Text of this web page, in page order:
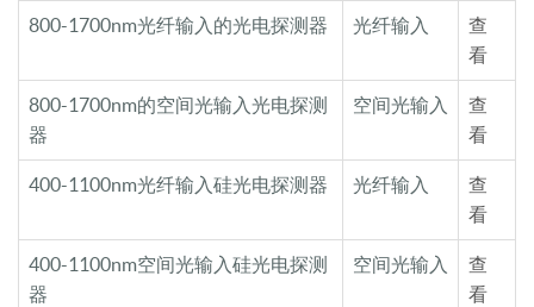
800-1700nm光纤输入的光电探测器 光纤输入
查
看
800-1700nm的空间光输入光电探测
器
空间光输入
查
看
400-1100nm光纤输入硅光电探测器 光纤输入
查
看
400-1100nm空间光输入硅光电探测
器
空间光输入
查
看